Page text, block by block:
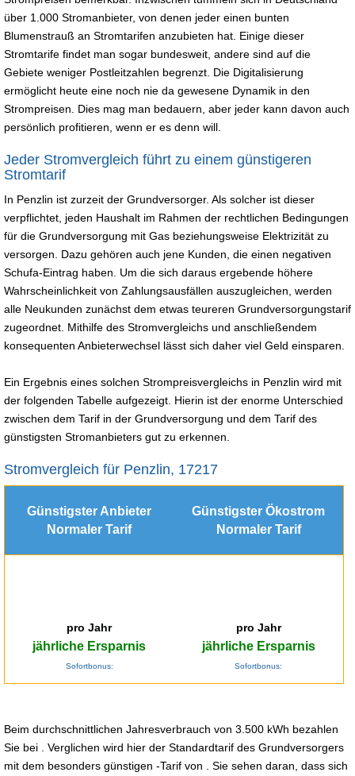
über 1.000 Stromanbieter, von denen jeder einen bunten
Blumenstrauß an Stromtarifen anzubieten hat. Einige dieser
Stromtarife findet man sogar bundesweit, andere sind auf die
Gebiete weniger Postleitzahlen begrenzt. Die Digitalisierung
ermöglicht heute eine noch nie da gewesene Dynamik in den
Strompreisen. Dies mag man bedauern, aber jeder kann davon auch
persönlich profitieren, wenn er es denn will.
Jeder Stromvergleich führt zu einem günstigeren
Stromtarif
In Penzlin ist zurzeit der Grundversorger. Als solcher ist dieser
verpflichtet, jeden Haushalt im Rahmen der rechtlichen Bedingungen
für die Grundversorgung mit Gas beziehungsweise Elektrizität zu
versorgen. Dazu gehören auch jene Kunden, die einen negativen
Schufa-Eintrag haben. Um die sich daraus ergebende höhere
Wahrscheinlichkeit von Zahlungsausfällen auszugleichen, werden
alle Neukunden zunächst dem etwas teureren Grundversorgungstarif
zugeordnet. Mithilfe des Stromvergleichs und anschließendem
konsequenten Anbieterwechsel lässt sich daher viel Geld einsparen.
Ein Ergebnis eines solchen Strompreisvergleichs in Penzlin wird mit
der folgenden Tabelle aufgezeigt. Hierin ist der enorme Unterschied
zwischen dem Tarif in der Grundversorgung und dem Tarif des
günstigsten Stromanbieters gut zu erkennen.
Stromvergleich für Penzlin, 17217
Günstigster Anbieter
Normaler Tarif
Günstigster Ökostrom
Normaler Tarif
pro Jahr
jährliche Ersparnis
Sofortbonus:
pro Jahr
jährliche Ersparnis
Sofortbonus:
Beim durchschnittlichen Jahresverbrauch von 3.500 kWh bezahlen
Sie bei . Verglichen wird hier der Standardtarif des Grundversorgers
mit dem besonders günstigen -Tarif von . Sie sehen daran, dass sich